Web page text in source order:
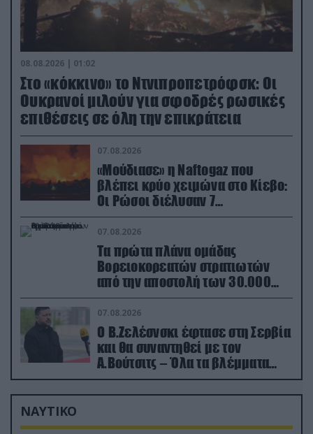
08.08.2026 | 01:02
Στο «κόκκινο» το Ντνιπροπετρόφσκ: Οι
Ουκρανοί μιλούν για σφοδρές ρωσικές
επιθέσεις σε όλη την επικράτεια
07.08.2026
«Μούδιασε» η Naftogaz που
βλέπει κρύο χειμώνα στο Κίεβο:
Οι Ρώσοι διέλυσαν 7
εγκαταστάσεις του ουκρανικού
κολοσσού!
07.08.2026
Τα πρώτα πλάνα ομάδας
Βορειοκορεατών στρατιωτών
από την αποστολή των 30.000
που έφτασαν στη Ρωσία (βίντεο)
07.08.2026
Ο Β.Ζελέσνσκι έφτασε στη Σερβία
και θα συναντηθεί με τον
Α.Βούτσιτς – Όλα τα βλέμματα
στις σχέσεις με τη Ρωσία
ΝΑΥΤΙΚΟ